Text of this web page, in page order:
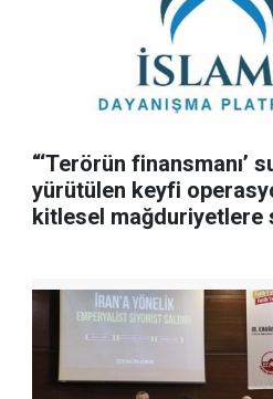
“‘Terörün finansmanı’
yürütülen keyfi
kitlesel mağduriyetlere